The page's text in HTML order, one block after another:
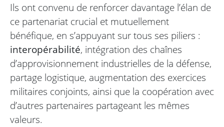
Ils ont convenu de renforcer davantage l’élan de
ce partenariat crucial et mutuellement
bénéfique, en s’appuyant sur tous ses piliers :
interopérabilité, intégration des chaînes
d’approvisionnement industrielles de la défense,
partage logistique, augmentation des exercices
militaires conjoints, ainsi que la coopération avec
d’autres partenaires partageant les mêmes
valeurs.